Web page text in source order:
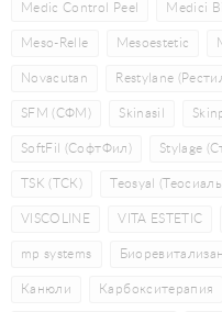
Medic Control Peel Medici
Meso-Relle Mesoestetic
Novacutan Restylane
SFM (СФМ) Skinasil
SoftFil (СофтФил) Stylage
TSK (ТСК) Teosyal
VISCOLINE VITA ESTETIC
mp systems
Канюли Карбокситерапия